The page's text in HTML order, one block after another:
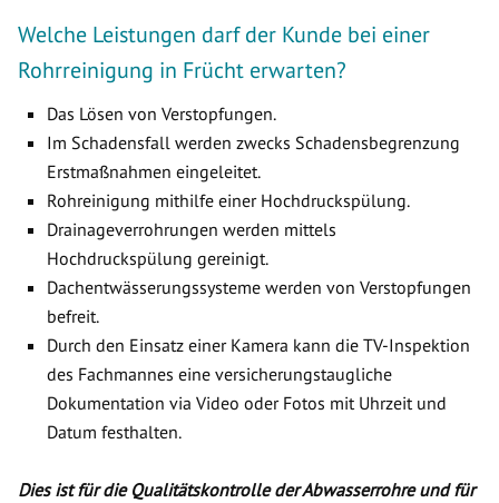
Welche Leistungen darf der Kunde bei einer
Rohrreinigung in Frücht erwarten?
Das Lösen von Verstopfungen.
Im Schadensfall werden zwecks Schadensbegrenzung
Erstmaßnahmen eingeleitet.
Rohreinigung mithilfe einer Hochdruckspülung.
Drainageverrohrungen werden mittels
Hochdruckspülung gereinigt.
Dachentwässerungssysteme werden von Verstopfungen
befreit.
Durch den Einsatz einer Kamera kann die TV-Inspektion
des Fachmannes eine versicherungstaugliche
Dokumentation via Video oder Fotos mit Uhrzeit und
Datum festhalten.
Dies ist für die Qualitätskontrolle der Abwasserrohre und für